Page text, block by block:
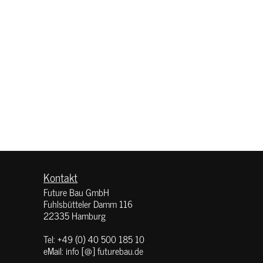
Kontakt
Future Bau GmbH
Fuhlsbütteler Damm 116
22335 Hamburg
Tel: +49 (0) 40 500 185 10
eMail: info [@] futurebau.de